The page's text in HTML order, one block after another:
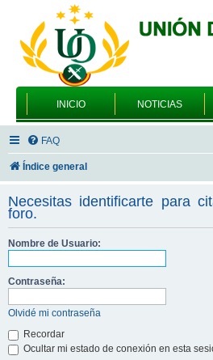
INICIO NOTICIAS
FAQ
Índice general
Necesitas identificarte para
foro.
Nombre de Usuario:
Contraseña:
Olvidé mi contraseña
Recordar
Ocultar mi estado de conexión en esta